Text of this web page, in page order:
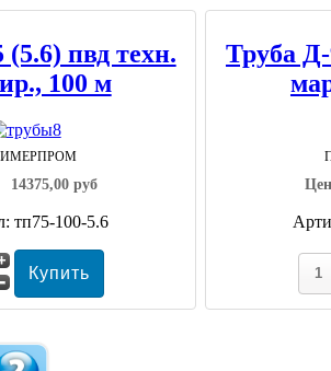
пвд техн.
100 м
14375,00 руб
тп75-100-5.6
Труба